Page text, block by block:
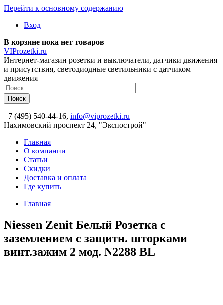
Перейти к основному содержанию
Вход
В корзине пока нет товаров
VIProzetki.ru
Интернет-магазин розетки и выключатели, датчики движения
и присутствия, светодиодные светильники с датчиком
движения
+7 (495) 540-44-16, info@viprozetki.ru
Нахимовский проспект 24, "Экспострой"
Главная
О компании
Статьи
Скидки
Доставка и оплата
Где купить
Главная
Niessen Zenit Белый Розетка с
заземлением с защитн. шторками
винт.зажим 2 мод. N2288 BL